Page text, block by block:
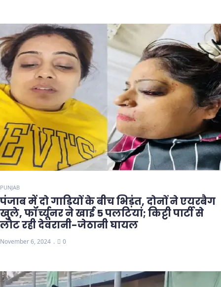
PUNJAB
पंजाब में दो गाड़ियों के बीच भिड़ंत, दोनों ने एयरबैग
खुले, फॉर्च्यूनर ने खाई 5 पलटियां; किट्टी पार्टी से
लौट रही देवरानी-जेठानी घायल
November 6, 2024 0